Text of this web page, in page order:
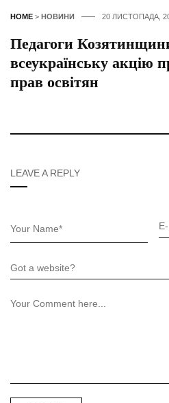
HOME > НОВИНИ 20 ЛИСТОПАДА,
Педагоги
всеукраїнську акцію
прав освітян
LEAVE A REPLY